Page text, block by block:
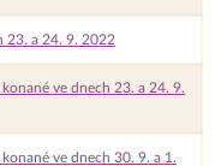
23. a 24. 9. 2022
ve dnech 23. a 24. 9.
ve dnech 30. 9. a 1.